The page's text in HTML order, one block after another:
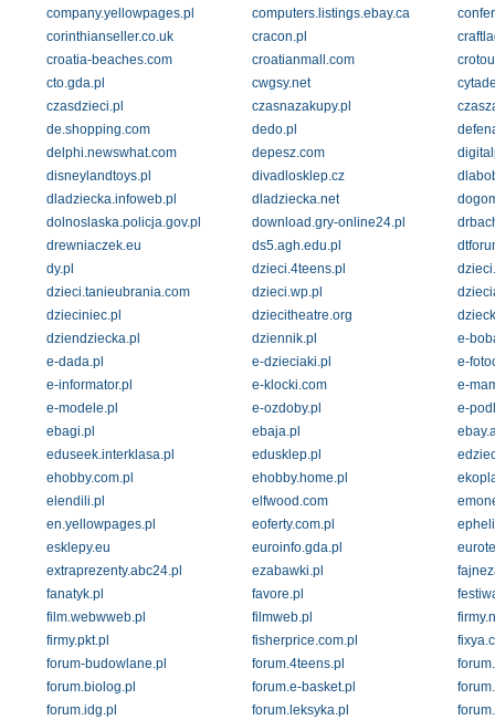
company.yellowpages.pl
computers.listings.ebay.ca
corinthianseller.co.uk
cracon.pl
croatia-beaches.com
croatianmall.com
cto.gda.pl
cwgsy.net
czasdzieci.pl
czasnazakupy.pl
de.shopping.com
dedo.pl
delphi.newswhat.com
depesz.com
disneylandtoys.pl
divadlosklep.cz
dladziecka.infoweb.pl
dladziecka.net
dolnoslaska.policja.gov.pl
download.gry-online24.pl
drewniaczek.eu
ds5.agh.edu.pl
dy.pl
dzieci.4teens.pl
dzieci.tanieubrania.com
dzieci.wp.pl
dzieciniec.pl
dziecitheatre.org
dziendziecka.pl
dziennik.pl
e-
e-dada.pl
e-dzieciaki.pl
e-
e-informator.pl
e-klocki.com
e-
e-modele.pl
e-ozdoby.pl
e-
ebagi.pl
ebaja.pl
eduseek.interklasa.pl
edusklep.pl
ehobby.com.pl
ehobby.home.pl
elendili.pl
elfwood.com
en.yellowpages.pl
eoferty.com.pl
esklepy.eu
euroinfo.gda.pl
extraprezenty.abc24.pl
ezabawki.pl
fanatyk.pl
favore.pl
film.webwweb.pl
filmweb.pl
firmy.pkt.pl
fisherprice.com.pl
forum-budowlane.pl
forum.4teens.pl
forum.biolog.pl
forum.e-basket.pl
forum.idg.pl
forum.leksyka.pl